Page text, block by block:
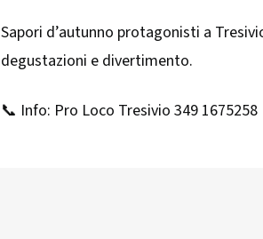
Sapori d’autunno protagonisti a
degustazioni e divertimento.
📞 Info: Pro Loco Tresivio 349 1675258